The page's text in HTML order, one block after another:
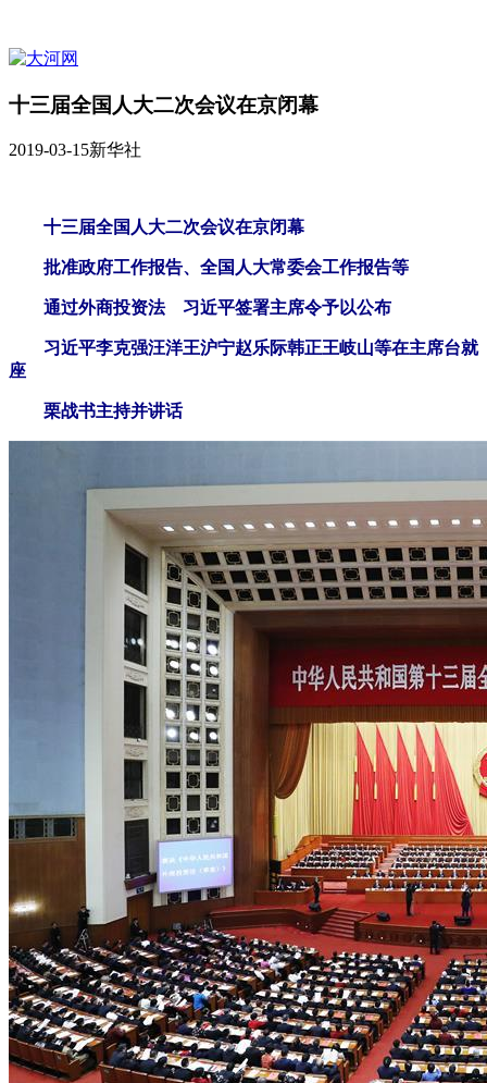
十三届全国人大二次会议在京闭幕
2019-03-15新华社
十三届全国人大二次会议在京闭幕
批准政府工作报告、全国人大常委会工作报告等
通过外商投资法 习近平签署主席令予以公布
习近平李克强汪洋王沪宁赵乐际韩正王岐山等在主席台就
座
栗战书主持并讲话